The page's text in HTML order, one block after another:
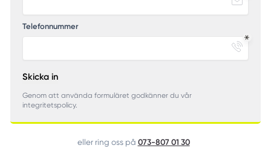
Telefonnummer
Skicka in
Genom att använda formuläret godkänner du vår
integritetspolicy.
eller ring oss på 073-807 01 30